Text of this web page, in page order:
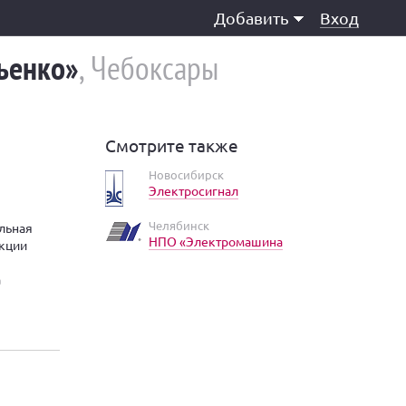
Добавить Вход
, Чебоксары
Смотрите также
Новосибирск
Электросигнал
Челябинск
НПО «Электромашина